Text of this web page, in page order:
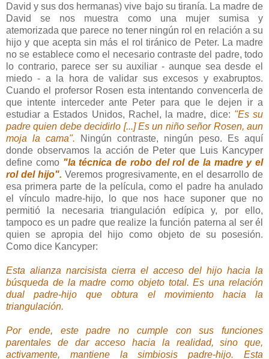
David y sus dos hermanas) vive bajo su tiranía. La madre de
David se nos muestra como una mujer sumisa y
atemorizada que parece no tener ningún rol en relación a su
hijo y que acepta sin más el rol tiránico de Peter. La madre
no se establece como el necesario contraste del padre, todo
lo contrario, parece ser su auxiliar - aunque sea desde el
miedo - a la hora de validar sus excesos y exabruptos.
Cuando el profersor Rosen esta intentando convencerla de
que intente interceder ante Peter para que le dejen ir a
estudiar a Estados Unidos, Rachel, la madre, dice: "Es su
padre quien debe decidirlo [...] Es un niño señor Rosen, aun
moja la cama". Ningún contraste, ningún peso. Es aquí
donde observamos la acción de Peter que Luis Kancyper
define como "la técnica de robo del rol de la madre y el
rol del hijo". Veremos progresivamente, en el desarrollo de
esa primera parte de la película, como el padre ha anulado
el vínculo madre-hijo, lo que nos hace suponer que no
permitió la necesaria triangulación edípica y, por ello,
tampoco es un padre que realize la función paterna al ser él
quien se apropia del hijo como objeto de su posesión.
Como dice Kancyper:
Esta alianza narcisista cierra el acceso del hijo hacia la
búsqueda de la madre como objeto total. Es una relación
dual padre-hijo que obtura el movimiento hacia la
triangulación.
Por ende, este padre no cumple con sus funciones
parentales de dar acceso hacia la realidad, sino que,
activamente, mantiene la simbiosis padre-hijo. Esta